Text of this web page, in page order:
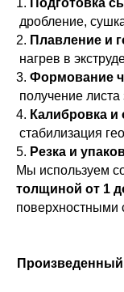
1. Подготовка
дробление,
2. Плавление и
нагрев в
3. Формование
получение
4. Калибровка и
стабилизация
5. Резка и
Мы используем
толщиной от 1
поверхностными